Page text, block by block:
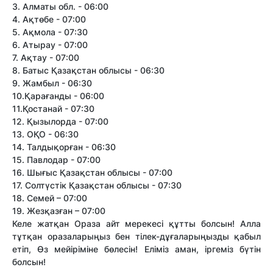
3. Алматы обл. - 06:00
4. Ақтөбе - 07:00
5. Ақмола - 07:30
6. Атырау - 07:00
7. Ақтау - 07:00
8. Батыс Қазақстан облысы - 06:30
9. Жамбыл - 06:30
10.Қарағанды - 06:00
11.Қостанай - 07:30
12. Қызылорда - 07:00
13. ОҚО - 06:30
14. Талдықорған - 06:30
15. Павлодар - 07:00
16. Шығыс Қазақстан облысы - 07:00
17. Солтүстік Қазақстан облысы - 07:30
18. Семей – 07:00
19. Жезқазған – 07:00
Келе жатқан Ораза айт мерекесі құтты болсын! Алла
тұтқан оразаларыңыз бен тілек-дұғаларыңызды қабыл
етіп, Өз мейіріміне бөлесін! Еліміз аман, іргеміз бүтін
болсын!